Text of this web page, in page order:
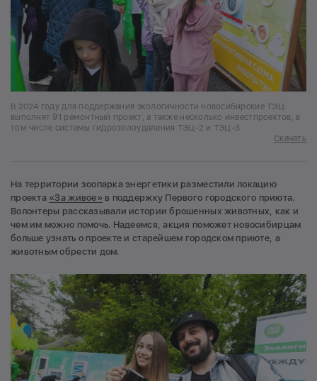
В 2024 году для поддержания экологичности новосибирские ТЭЦ
выполнят 91 ремонтный проект, а также несколько инвестпроектов, в
том числе системы гидрозолоудаления ТЭЦ-2 и ТЭЦ-3
Скачать
На территории зоопарка энергетики разместили локацию
проекта «За живое»в поддержку Первого городского приюта.
Волонтеры рассказывали истории брошенных животных, как и
чем им можно помочь. Надеемся, акция поможет новосибирцам
больше узнать о проекте и старейшем городском приюте, а
животным обрести дом.